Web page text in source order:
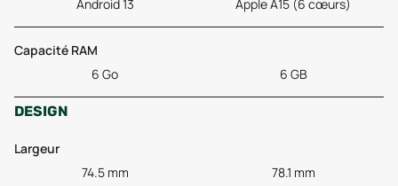
Android 13
Apple A15 (6 cœurs)
Capacité RAM
6 Go
6 GB
DESIGN
Largeur
74.5 mm
78.1 mm